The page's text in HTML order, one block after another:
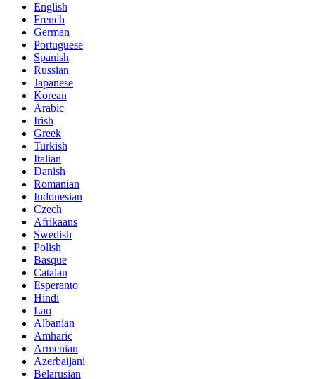
English
French
German
Portuguese
Spanish
Russian
Japanese
Korean
Arabic
Irish
Greek
Turkish
Italian
Danish
Romanian
Indonesian
Czech
Afrikaans
Swedish
Polish
Basque
Catalan
Esperanto
Hindi
Lao
Albanian
Amharic
Armenian
Azerbaijani
Belarusian